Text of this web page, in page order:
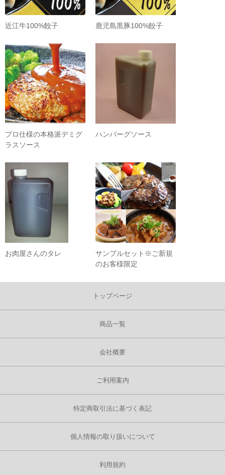
近江牛100%餃子 鹿児島黒豚100%餃子
プロ仕様の本格派デミグ
ラスソース
ハンバーグソース
お肉屋さんのタレ
サンプルセット※ご新規
のお客様限定
トップページ
商品一覧
会社概要
ご利用案内
特定商取引法に基づく表記
個人情報の取り扱いについて
利用規約